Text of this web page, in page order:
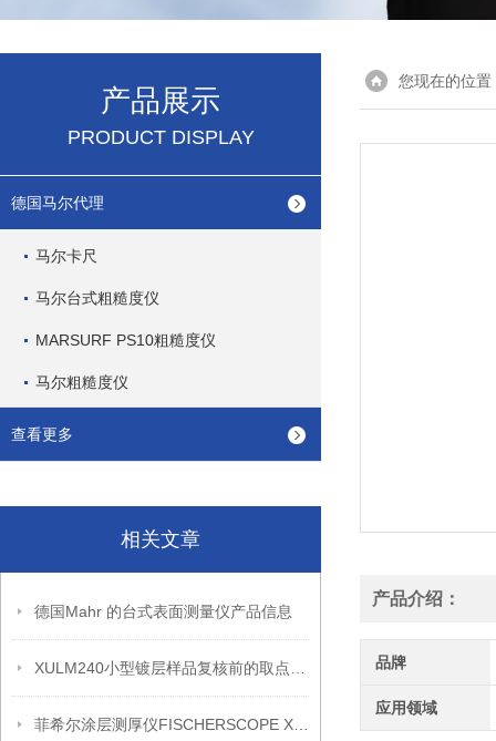
产品展示
PRODUCT DISPLAY
德国马尔代理
马尔卡尺
马尔台式粗糙度仪
MARSURF PS10粗糙度仪
马尔粗糙度仪
查看更多
相关文章
德国Mahr 的台式表面测量仪产品信息
您现在的位置
产品介绍：
品牌
应用领域